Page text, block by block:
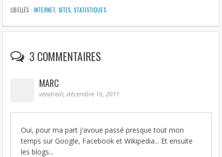
e
o
o
t
A
p
t
e
r
i t
r
e
LIBELLÉS : INTERNET SITES STATISTIQUES
3 COMMENTAIRES
MARC
vendredi, décembre 16, 2011
Oui, pour ma part j'avoue passé presque tout mon
temps sur Google, Facebook et Wikipedia... Et ensuite
les blogs...